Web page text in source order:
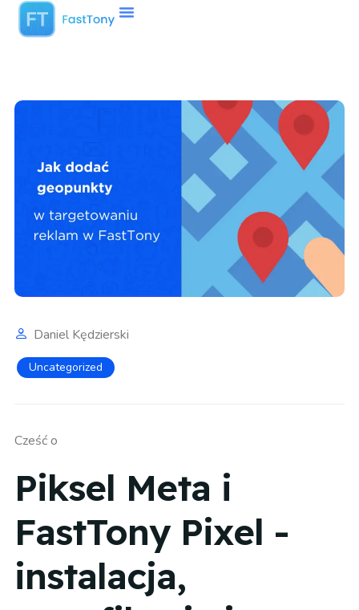
Daniel Kędzierski
Uncategorized
Cześć o
Piksel Meta i
FastTony Pixel -
instalacja,